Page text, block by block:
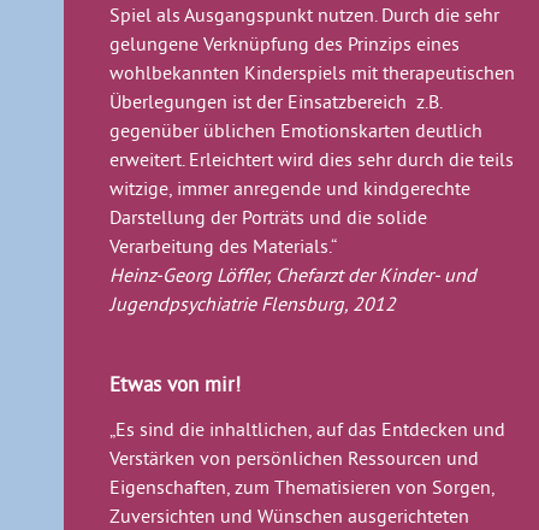
Spiel als Ausgangspunkt nutzen. Durch die sehr
gelungene Verknüpfung des Prinzips eines
wohlbekannten Kinderspiels mit therapeutischen
Überlegungen ist der Einsatzbereich z.B.
gegenüber üblichen Emotionskarten deutlich
erweitert. Erleichtert wird dies sehr durch die teils
witzige, immer anregende und kindgerechte
Darstellung der Porträts und die solide
Verarbeitung des Materials.“
Heinz-Georg Löffler, Chefarzt der Kinder- und
Jugendpsychiatrie Flensburg, 2012
Etwas von mir!
„Es sind die inhaltlichen, auf das Entdecken und
Verstärken von persönlichen Ressourcen und
Eigenschaften, zum Thematisieren von Sorgen,
Zuversichten und Wünschen ausgerichteten